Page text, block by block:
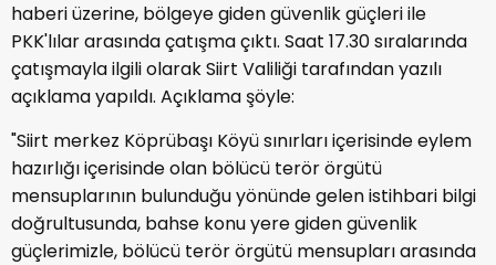
haberi üzerine, bölgeye giden güvenlik güçleri ile
PKK'lılar arasında çatışma çıktı. Saat 17.30 sıralarında
çatışmayla ilgili olarak Siirt Valiliği tarafından yazılı
açıklama yapıldı. Açıklama şöyle:
"Siirt merkez Köprübaşı Köyü sınırları içerisinde eylem
hazırlığı içerisinde olan bölücü terör örgütü
mensuplarının bulunduğu yönünde gelen istihbari bilgi
doğrultusunda, bahse konu yere giden güvenlik
güçlerimizle, bölücü terör örgütü mensupları arasında